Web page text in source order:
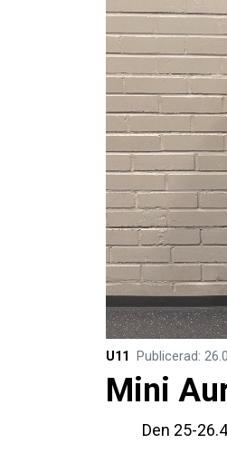
U11 Publicerad:
Mini
Den 25-